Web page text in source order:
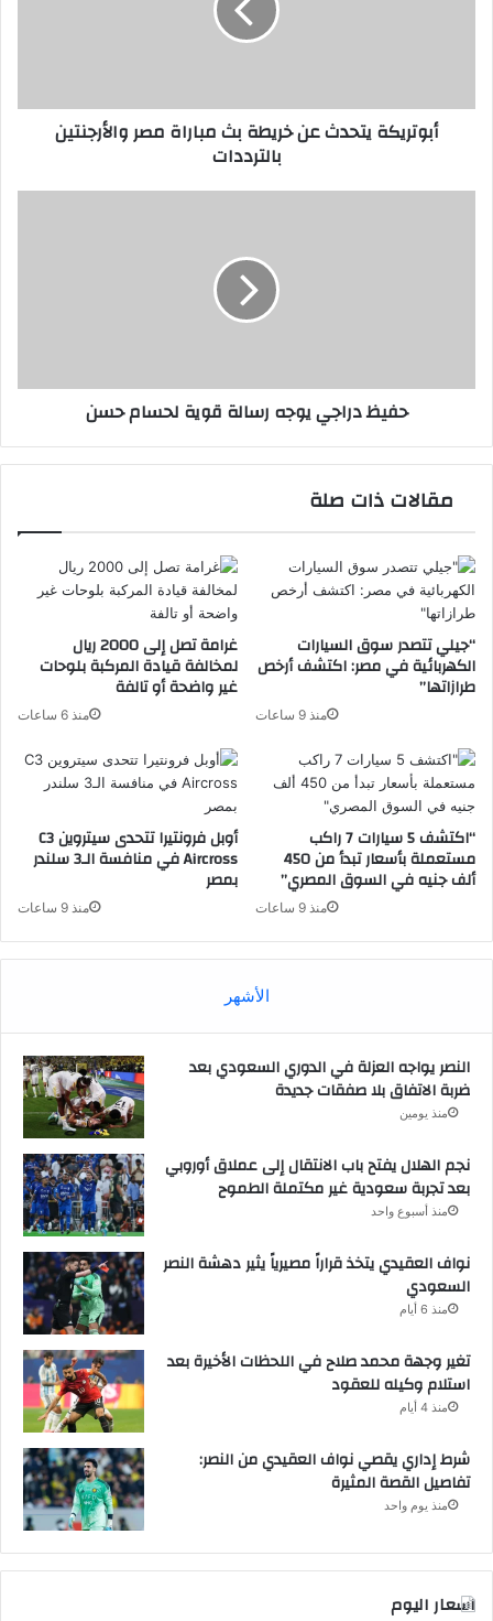
بالترددات
أبوتريكة يتحدث عن خريطة بث مباراة مصر والأرجنتين
بالترددات
حفيظ دراجي يوجه رسالة قوية لحسام حسن
مقالات ذات صلة
غرامة تصل إلى 2000 ريال
لمخالفة قيادة المركبة بلوحات
غير واضحة أو تالفة
منذ 6 ساعات
“جيلي تتصدر سوق السيارات
الكهربائية في مصر: اكتشف أرخص
طرازاتها”
منذ 9 ساعات
أوبل فرونتيرا تتحدى سيتروين C3
Aircross في منافسة الـ3 سلندر
بمصر
منذ 9 ساعات
“اكتشف 5 سيارات 7 راكب
مستعملة بأسعار تبدأ من 450
ألف جنيه في السوق المصري”
منذ 9 ساعات
الأشهر
النصر يواجه العزلة في الدوري السعودي بعد
ضربة الاتفاق بلا صفقات جديدة
منذ يومين
نجم الهلال يفتح باب الانتقال إلى عملاق أوروبي
بعد تجربة سعودية غير مكتملة الطموح
منذ أسبوع واحد
نواف العقيدي يتخذ قراراً مصيرياً يثير دهشة النصر
السعودي
منذ 6 أيام
تغير وجهة محمد صلاح في اللحظات الأخيرة بعد
استلام وكيله للعقود
منذ 4 أيام
شرط إداري يقصي نواف العقيدي من النصر:
تفاصيل القصة المثيرة
منذ يوم واحد
اسعار اليوم